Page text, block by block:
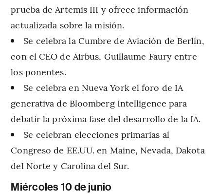
prueba de Artemis III y ofrece información
actualizada sobre la misión.
Se celebra la Cumbre de Aviación de Berlín,
con el CEO de Airbus, Guillaume Faury entre
los ponentes.
Se celebra en Nueva York el foro de IA
generativa de Bloomberg Intelligence para
debatir la próxima fase del desarrollo de la IA.
Se celebran elecciones primarias al
Congreso de EE.UU. en Maine, Nevada, Dakota
del Norte y Carolina del Sur.
Miércoles 10 de junio